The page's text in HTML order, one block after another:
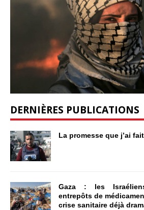
DERNIÈRES PUBLICATIONS
La promesse que j’ai
Gaza : les
entrepôts de
crise sanitaire déjà